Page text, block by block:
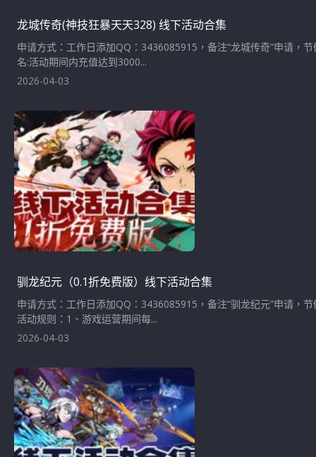
龙城传奇(神技狂暴天天328) 线下活动合集
申请方式：工作日添加QQ：3436085915，备注“龙城传奇”申请，
名:活动期间内充值达到3000...
2026-04-03
驯龙纪元（0.1折免费版）线下活动合集
申请方式：工作日添加QQ：3436085915，备注“驯龙纪元”申请
活动规则：1、游戏运营期间每...
2026-04-03